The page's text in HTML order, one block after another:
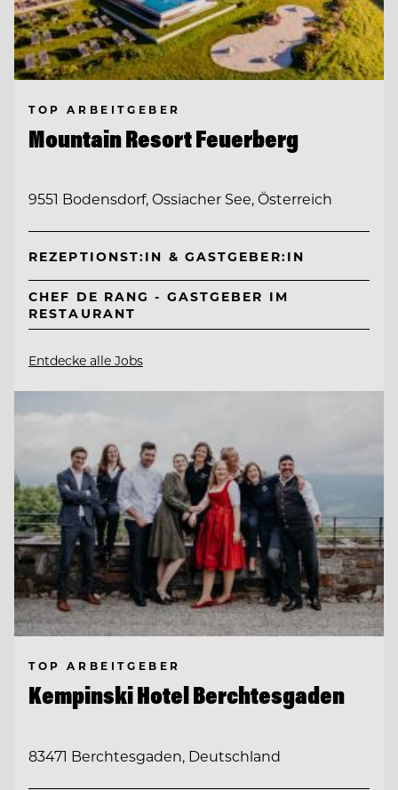
TOP ARBEITGEBER
Mountain Resort Feuerberg
9551 Bodensdorf, Ossiacher See, Österreich
REZEPTIONST:IN & GASTGEBER:IN
CHEF DE RANG - GASTGEBER IM
RESTAURANT
Entdecke alle Jobs
TOP ARBEITGEBER
Kempinski Hotel Berchtesgaden
83471 Berchtesgaden, Deutschland